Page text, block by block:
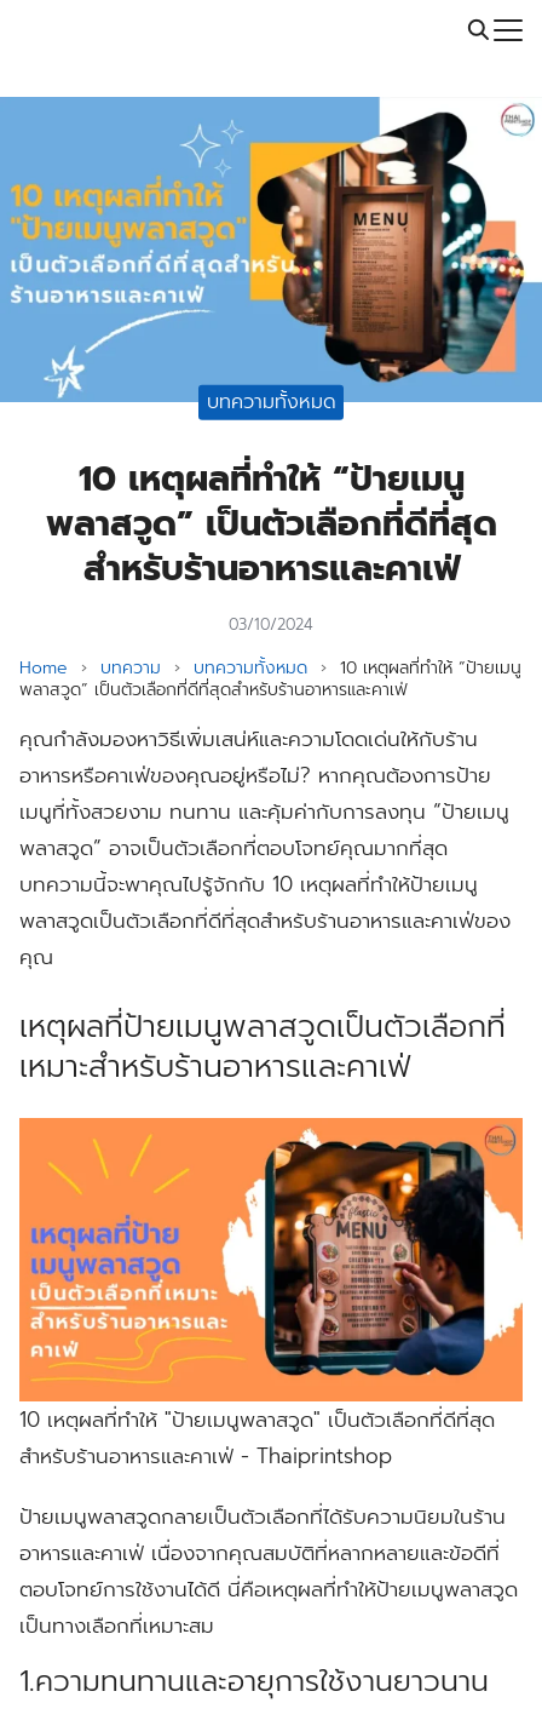
Call: 064-246-5614 | Line: @thaiprintshop
for:
บทความทั้งหมด
10 เหตุผลที่ทำให้ “ป้ายเมนู
พลาสวูด” เป็นตัวเลือกที่ดีที่สุด
สำหรับร้านอาหารและคาเฟ่
03/10/2024
Home › บทความ › บทความทั้งหมด › 10 เหตุผลที่ทำให้ “ป้ายเมนู
พลาสวูด” เป็นตัวเลือกที่ดีที่สุดสำหรับร้านอาหารและคาเฟ่
คุณกำลังมองหาวิธีเพิ่มเสน่ห์และความโดดเด่นให้กับร้าน
อาหารหรือคาเฟ่ของคุณอยู่หรือไม่? หากคุณต้องการป้าย
เมนูที่ทั้งสวยงาม ทนทาน และคุ้มค่ากับการลงทุน “ป้ายเมนู
พลาสวูด” อาจเป็นตัวเลือกที่ตอบโจทย์คุณมากที่สุด
บทความนี้จะพาคุณไปรู้จักกับ 10 เหตุผลที่ทำให้ป้ายเมนู
พลาสวูดเป็นตัวเลือกที่ดีที่สุดสำหรับร้านอาหารและคาเฟ่ของ
คุณ
เหตุผลที่ป้ายเมนูพลาสวูดเป็นตัวเลือกที่
เหมาะสำหรับร้านอาหารและคาเฟ่
10 เหตุผลที่ทำให้ "ป้ายเมนูพลาสวูด" เป็นตัวเลือกที่ดีที่สุด
สำหรับร้านอาหารและคาเฟ่ - Thaiprintshop
ป้ายเมนูพลาสวูดกลายเป็นตัวเลือกที่ได้รับความนิยมในร้าน
อาหารและคาเฟ่ เนื่องจากคุณสมบัติที่หลากหลายและข้อดีที่
ตอบโจทย์การใช้งานได้ดี นี่คือเหตุผลที่ทำให้ป้ายเมนูพลาสวูด
เป็นทางเลือกที่เหมาะสม
1.ความทนทานและอายุการใช้งานยาวนาน